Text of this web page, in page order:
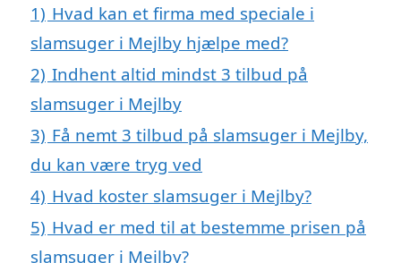
1) Hvad kan et firma med speciale i
slamsuger i Mejlby hjælpe med?
2) Indhent altid mindst 3 tilbud på
slamsuger i Mejlby
3) Få nemt 3 tilbud på slamsuger i Mejlby,
du kan være tryg ved
4) Hvad koster slamsuger i Mejlby?
5) Hvad er med til at bestemme prisen på
slamsuger i Mejlby?